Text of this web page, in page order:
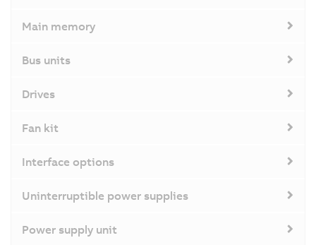
Main memory
Bus units
Drives
Fan kit
Interface options
Uninterruptible power supplies
Power supply unit